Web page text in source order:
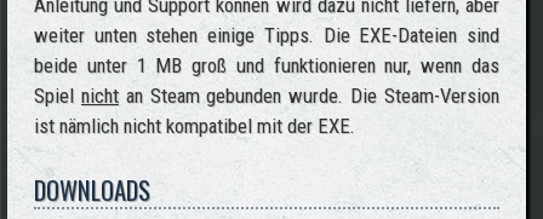
weiter unten stehen einige Tipps. Die EXE-Dateien sind
beide unter 1 MB groß und funktionieren nur, wenn das
Spiel nichtan Steam gebunden wurde. Die Steam-Version
ist nämlich nicht kompatibel mit der EXE.
DOWNLOADS